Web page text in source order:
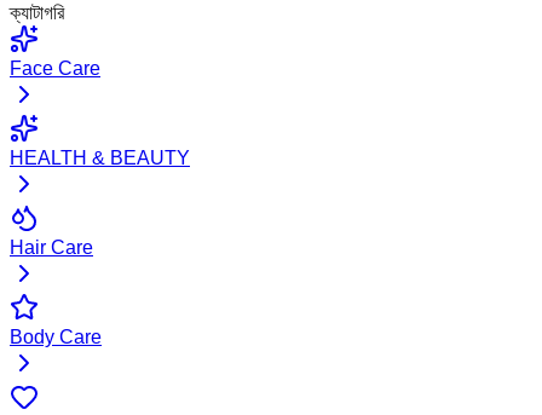
ক্যাটাগরি
Face Care
HEALTH & BEAUTY
Hair Care
Body Care